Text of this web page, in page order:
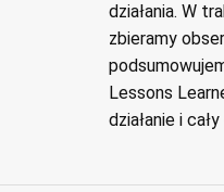
działania. W
zbieramy
Lessons
działanie i